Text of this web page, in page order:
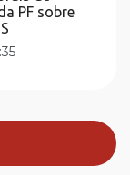
PF sobre